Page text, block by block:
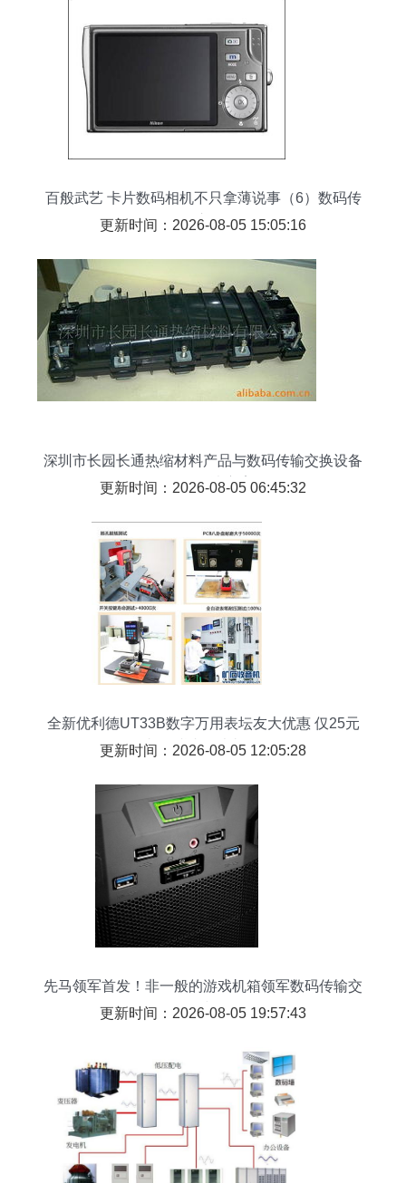
百般武艺 卡片数码相机不只拿薄说事（6）数码传
输交换
更新时间：2026-08-05 15:05:16
深圳市长园长通热缩材料产品与数码传输交换设备
一体化解决方案
更新时间：2026-08-05 06:45:32
全新优利德UT33B数字万用表坛友大优惠 仅25元
包邮，赠丰厚大礼包！
更新时间：2026-08-05 12:05:28
先马领军首发！非一般的游戏机箱领军数码传输交
换时代
更新时间：2026-08-05 19:57:43